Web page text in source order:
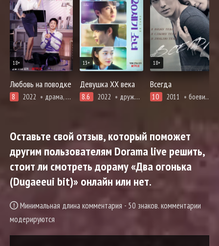
18+
Любовь на поводке
8 2022 драма, комедия, мелодрама, вебтун, повседневность, романтика
13+
Девушка XX века
8.6 2022 дружба, драма, первая любовь, комедия, мелодрама, про молодость и любовь, романтика
18+
Всегда
10 2011 боевики, драма, мелодрама
Оставьте свой отзыв, который поможет
другим пользователям Dorama live решить,
стоит ли смотреть дораму «Два огонька
(Dugaeeui bit)» онлайн или нет.
Минимальная длина комментария - 50 знаков. комментарии
модерируются